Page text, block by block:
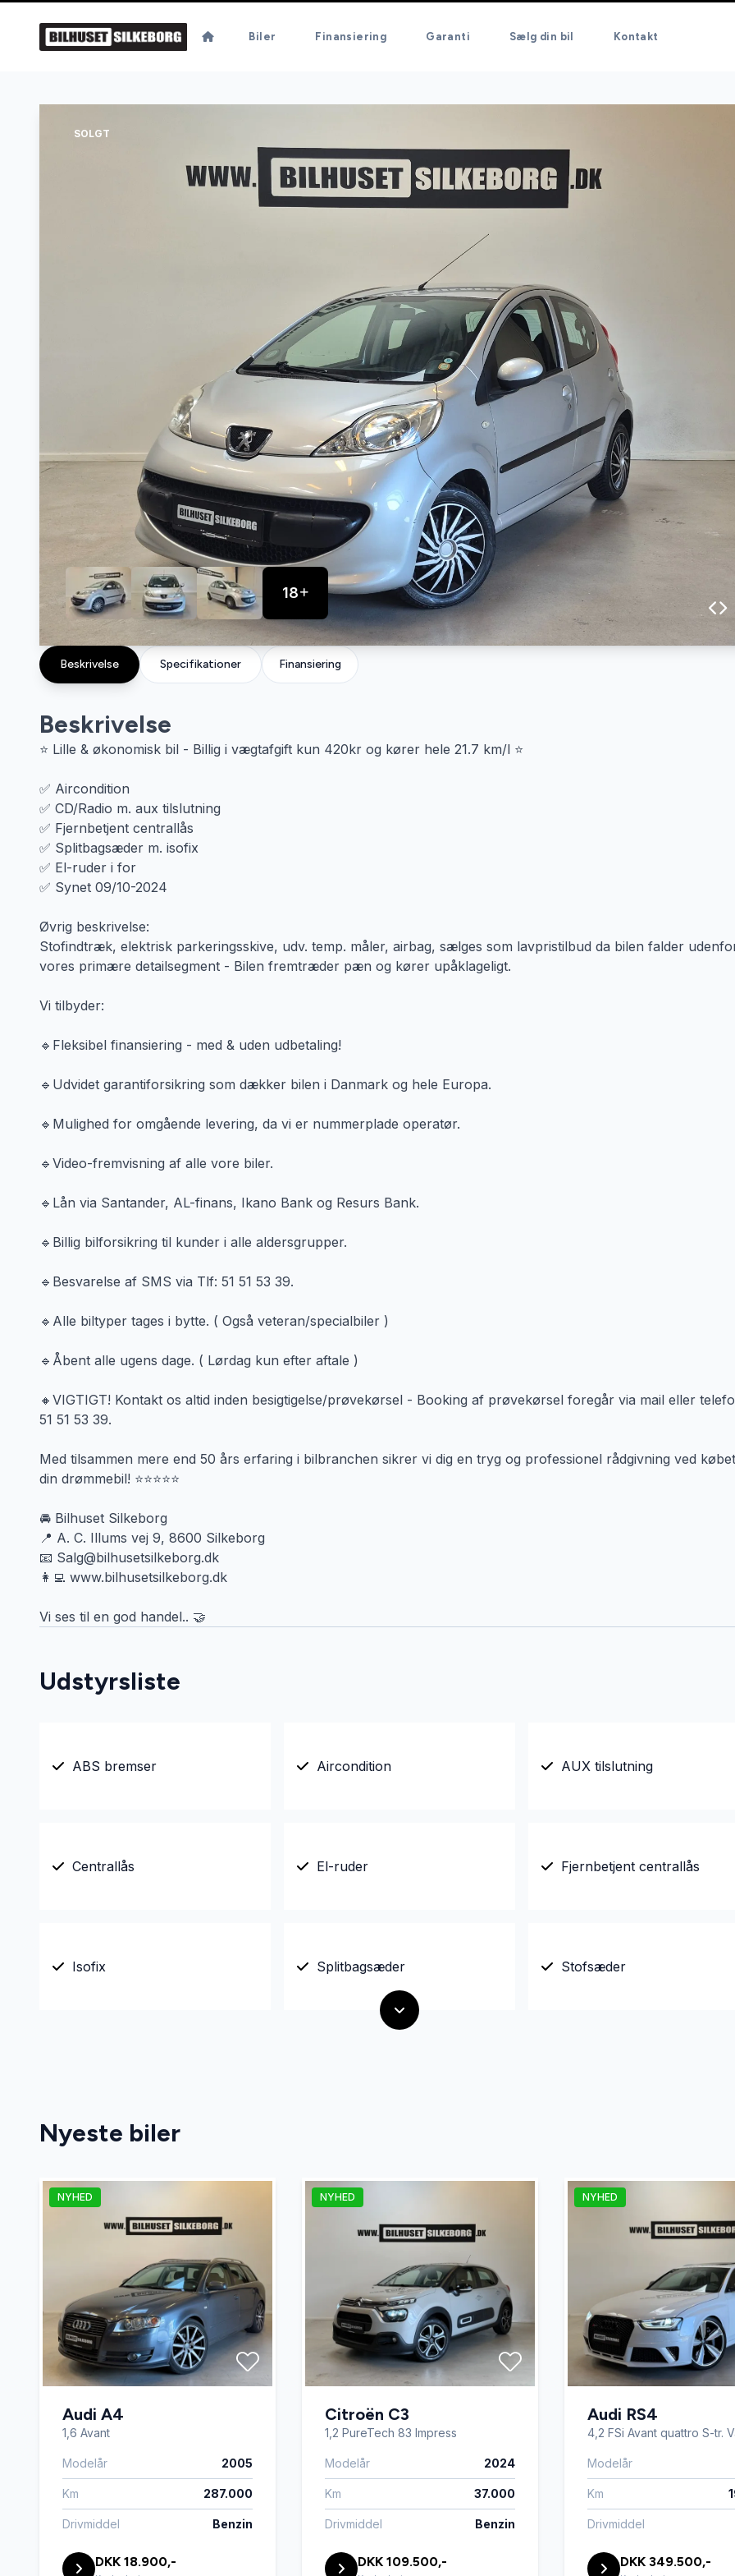
Biler Finansiering Garanti Sælg din bil Kontakt
SOLGT
18
Specifikationer
Beskrivelse Finansiering
Beskrivelse
⭐ Lille & økonomisk bil - Billig i vægtafgift kun 420kr og kører hele 21.7 km/l ⭐
✅ Aircondition
✅ CD/Radio m. aux tilslutning
✅ Fjernbetjent centrallås
✅ Splitbagsæder m. isofix
✅ El-ruder i for
✅ Synet 09/10-2024
Øvrig beskrivelse:
Stofindtræk, elektrisk parkeringsskive, udv. temp. måler, airbag, sælges som lavpristilbud da bilen falder
vores primære detailsegment - Bilen fremtræder pæn og kører upåklageligt.
Vi tilbyder:
🔹Fleksibel finansiering - med & uden udbetaling!
🔹Udvidet garantiforsikring som dækker bilen i Danmark og hele Europa.
🔹Mulighed for omgående levering, da vi er nummerplade operatør.
🔹Video-fremvisning af alle vore biler.
🔹Lån via Santander, AL-finans, Ikano Bank og Resurs Bank.
🔹Billig bilforsikring til kunder i alle aldersgrupper.
🔹Besvarelse af SMS via Tlf: 51 51 53 39.
🔹Alle biltyper tages i bytte. ( Også veteran/specialbiler )
🔹Åbent alle ugens dage. ( Lørdag kun efter aftale )
🔸VIGTIGT! Kontakt os altid inden besigtigelse/prøvekørsel - Booking af prøvekørsel foregår via mail eller
51 51 53 39.
Med tilsammen mere end 50 års erfaring i bilbranchen sikrer vi dig en tryg og professionel rådgivning ved
din drømmebil! ⭐⭐⭐⭐⭐
🚘 Bilhuset Silkeborg
📍 A. C. Illums vej 9, 8600 Silkeborg
📧 Salg@bilhusetsilkeborg.dk
👩‍💻 www.bilhusetsilkeborg.dk
Vi ses til en god handel.. 🤝
Udstyrsliste
ABS bremser Aircondition AUX tilslutning
Centrallås El-ruder Fjernbetjent centrallås
Isofix Splitbagsæder Stofsæder
Nyeste biler
NYHED
Audi A4
1,6 Avant
Modelår 2005
Km 287.000
Drivmiddel Benzin
DKK 18.900,-
NYHED
Citroën C3
1,2 PureTech 83 Impress
Modelår 2024
Km 37.000
Drivmiddel Benzin
DKK 109.500,-
NYHED
Audi RS4
4,2 FSi Avant quattro S-tr.
Modelår
Km
Drivmiddel
DKK 349.500,-